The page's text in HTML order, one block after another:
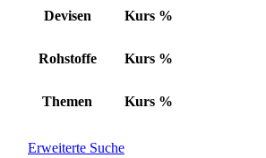
Devisen Kurs %
Rohstoffe Kurs %
Themen Kurs %
Erweiterte Suche